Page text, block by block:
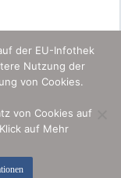
der EU-Infothek
Nutzung der
von Cookies.
von Cookies auf
auf Mehr